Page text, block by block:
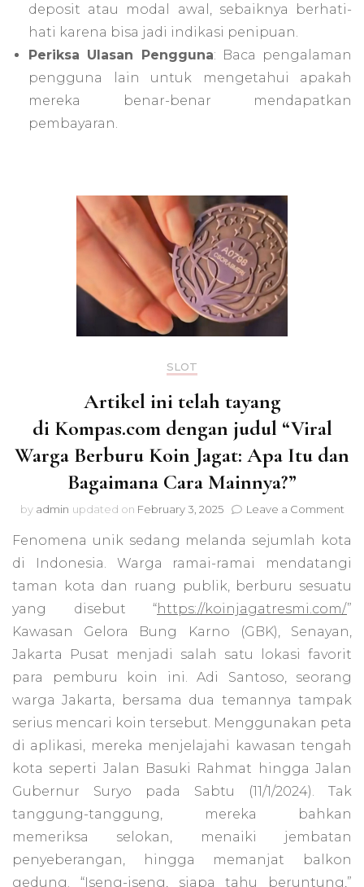
deposit atau modal awal, sebaiknya berhati-
hati karena bisa jadi indikasi penipuan.
Periksa Ulasan Pengguna: Baca pengalaman
pengguna lain untuk mengetahui apakah
mereka benar-benar mendapatkan
pembayaran.
SLOT
Artikel ini telah tayang
di Kompas.com dengan judul “Viral
Warga Berburu Koin Jagat: Apa Itu dan
Bagaimana Cara Mainnya?”
by admin updated on February 3, 2025 Leave a Commenton
ini
di
Apa
Itu
dan
Fenomena unik sedang melanda sejumlah kota
di Indonesia. Warga ramai-ramai mendatangi
taman kota dan ruang publik, berburu sesuatu
yang disebut “https://koinjagatresmi.com/”
Kawasan Gelora Bung Karno (GBK), Senayan,
Jakarta Pusat menjadi salah satu lokasi favorit
para pemburu koin ini. Adi Santoso, seorang
warga Jakarta, bersama dua temannya tampak
serius mencari koin tersebut. Menggunakan peta
di aplikasi, mereka menjelajahi kawasan tengah
kota seperti Jalan Basuki Rahmat hingga Jalan
Gubernur Suryo pada Sabtu (11/1/2024). Tak
tanggung-tanggung, mereka bahkan
memeriksa selokan, menaiki jembatan
penyeberangan, hingga memanjat balkon
gedung. “Iseng-iseng, siapa tahu beruntung,”